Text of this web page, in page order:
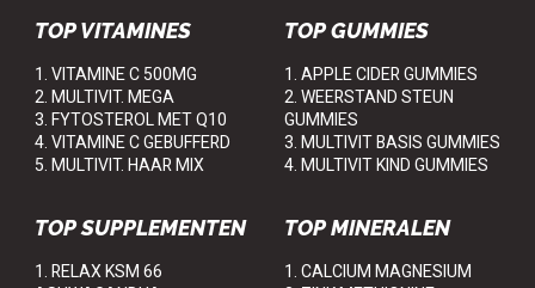
TOP VITAMINES
1. VITAMINE C 500MG
2. MULTIVIT. MEGA
3. FYTOSTEROL MET Q10
4. VITAMINE C GEBUFFERD
5. MULTIVIT. HAAR MIX
TOP GUMMIES
1. APPLE CIDER GUMMIES
2. WEERSTAND STEUN
GUMMIES
3. MULTIVIT BASIS GUMMIES
4. MULTIVIT KIND GUMMIES
TOP SUPPLEMENTEN
1. RELAX KSM 66
TOP MINERALEN
1. CALCIUM MAGNESIUM